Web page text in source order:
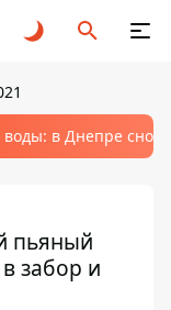
воды: в Днепре
пьяный
забор и